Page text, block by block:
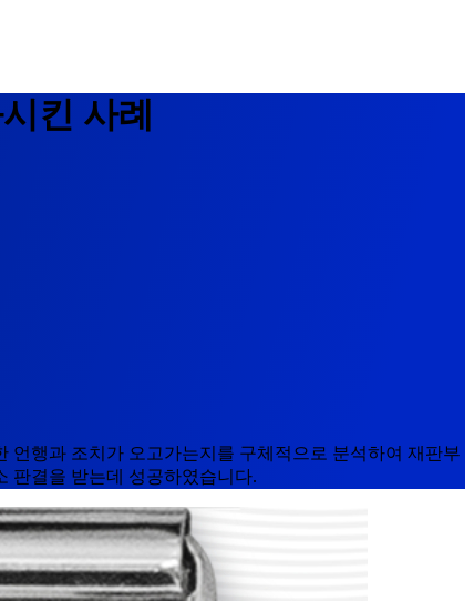
킨 사례
언행과 조치가 오고가는지를 구체적으로 분석하여 재판부
판결을 받는데 성공하였습니다.